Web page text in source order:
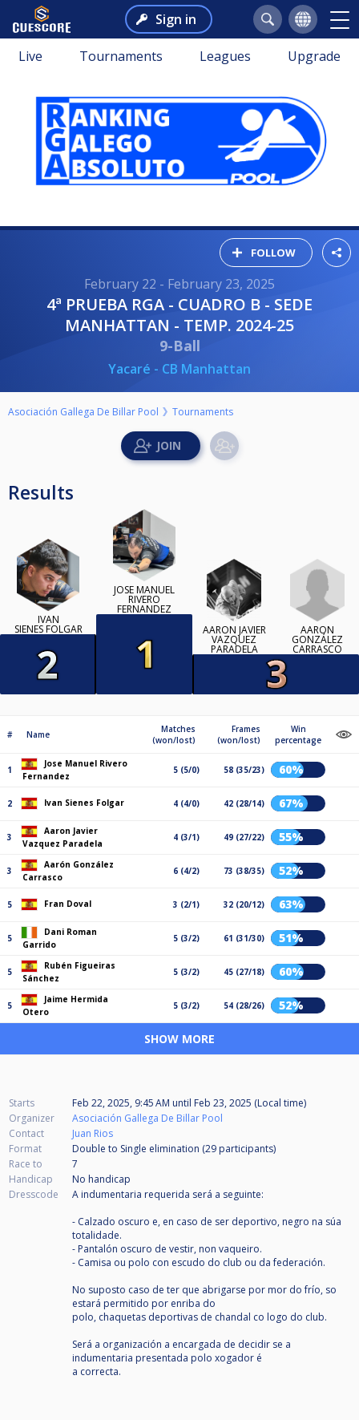
Sign in
Live Tournaments Leagues Upgrade
FOLLOW
February 22 - February 23, 2025
4ª PRUEBA RGA - CUADRO B - SEDE
MANHATTAN - TEMP. 2024-25
9-Ball
Yacaré - CB Manhattan
Asociación Gallega De Billar Pool Tournaments
Results
IVAN
SIENES FOLGAR
JOSE MANUEL
RIVERO
FERNANDEZ
AARON JAVIER
VAZQUEZ
PARADELA
AARÓN
GONZÁLEZ
CARRASCO
# Name
Matches
(won/lost)
Frames
(won/lost)
Win
percentage
1
Jose Manuel Rivero
Fernandez
5 (5/0) 58 (35/23) 60%
2 Ivan Sienes Folgar 4 (4/0) 42 (28/14) 67%
3
Aaron Javier
Vazquez Paradela
4 (3/1) 49 (27/22) 55%
3
Aarón González
Carrasco
6 (4/2) 73 (38/35) 52%
5 Fran Doval 3 (2/1) 32 (20/12) 63%
5
Dani Roman
Garrido
5 (3/2) 61 (31/30) 51%
5
Rubén Figueiras
Sánchez
5 (3/2) 45 (27/18) 60%
5
Jaime Hermida
Otero
5 (3/2) 54 (28/26) 52%
SHOW MORE
Starts Feb 22, 2025, 9:45 AM until Feb 23, 2025 (Local time)
Organizer
Asociación Gallega De Billar Pool
Contact
Juan Rios
Format
Double to Single elimination (29 participants)
Race to
7
Handicap
No handicap
Dresscode
A indumentaria requerida será a seguinte:
- Calzado oscuro e, en caso de ser deportivo, negro na súa
totalidade.
- Pantalón oscuro de vestir, non vaqueiro.
- Camisa ou polo con escudo do club ou da federación.
No suposto caso de ter que abrigarse por mor do frío, so
estará permitido por enriba do
polo, chaquetas deportivas de chandal co logo do club.
Será a organización a encargada de decidir se a
indumentaria presentada polo xogador é
a correcta.